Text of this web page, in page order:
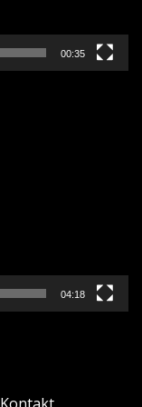
00:35
04:18